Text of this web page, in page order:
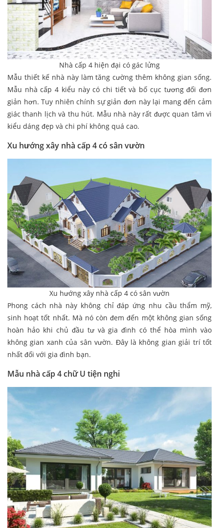
Nhà cấp 4 hiện đại có gác lửng
Mẫu thiết kế nhà này làm tăng cường thêm không gian sống.
Mẫu nhà cấp 4 kiểu này có chi tiết và bố cục tương đối đơn
giản hơn. Tuy nhiên chính sự giản đơn này lại mang đến cảm
giác thanh lịch và thu hút. Mẫu nhà này rất được quan tâm vì
kiểu dáng đẹp và chi phí không quá cao.
Xu hướng xây nhà cấp 4 có sân vườn
Xu hướng xây nhà cấp 4 có sân vườn
Phong cách nhà này không chỉ đáp ứng nhu cầu thẩm mỹ,
sinh hoạt tốt nhất. Mà nó còn đem đến một không gian sống
hoàn hảo khi chủ đầu tư và gia đình có thể hòa mình vào
không gian xanh của sân vườn. Đây là không gian giải trí tốt
nhất đối với gia đình bạn.
Mẫu nhà cấp 4 chữ U tiện nghi